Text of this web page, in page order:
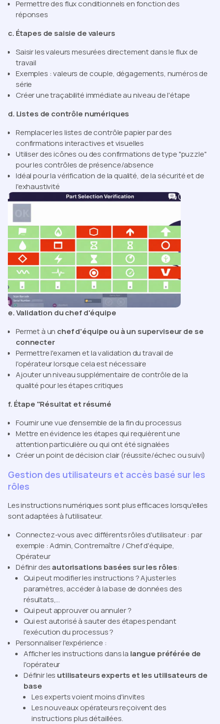
Permettre des flux conditionnels en fonction des
réponses
c. Étapes de saisie de valeurs
Saisir les valeurs mesurées directement dans le flux de
travail
Exemples : valeurs de couple, dégagements, numéros de
série
Créer une traçabilité immédiate au niveau de l'étape
d. Listes de contrôle numériques
Remplacer les listes de contrôle papier par des
confirmations interactives et visuelles
Utiliser des icônes ou des confirmations de type "puzzle"
pour les contrôles de présence/absence
Idéal pour la vérification de la qualité, de la sécurité et de
l'exhaustivité
e. Validation du chef d'équipe
Permet à un chef d'équipe ou à un superviseur de se
connecter
Permettre l'examen et la validation du travail de
l'opérateur lorsque cela est nécessaire
Ajouter un niveau supplémentaire de contrôle de la
qualité pour les étapes critiques
f. Étape "Résultat et résumé
Fournir une vue d'ensemble de la fin du processus
Mettre en évidence les étapes qui requièrent une
attention particulière ou qui ont été signalées
Créer un point de décision clair (réussite/échec ou suivi)
Gestion des utilisateurs et accès basé sur les
rôles
Les instructions numériques sont plus efficaces lorsqu'elles
sont adaptées à l'utilisateur.
Connectez-vous avec différents rôles d'utilisateur : par
exemple : Admin, Contremaître / Chef d'équipe,
Opérateur
Définir desautorisations basées sur les rôles:
Qui peut modifier les instructions ? Ajuster les
paramètres, accéder à la base de données des
résultats,...
Qui peut approuver ou annuler ?
Qui est autorisé à sauter des étapes pendant
l'exécution du processus ?
Personnaliser l'expérience :
Afficher les instructions dans la langue préférée de
l'opérateur
Définir les utilisateurs experts et les utilisateurs de
base
Les experts voient moins d'invites
Les nouveaux opérateurs reçoivent des
instructions plus détaillées.